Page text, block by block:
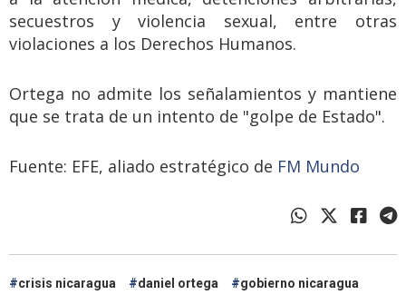
secuestros y violencia sexual, entre otras
violaciones a los Derechos Humanos.
Ortega no admite los señalamientos y mantiene
que se trata de un intento de "golpe de Estado".
Fuente: EFE, aliado estratégico de FM Mundo
crisis nicaragua daniel ortega
gobierno nicaragua